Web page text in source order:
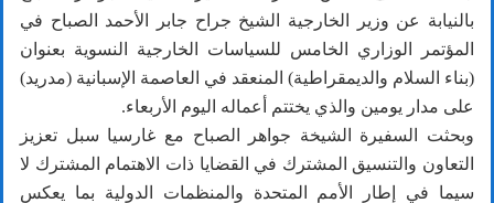
بالنيابة عن وزير الخارجية الشيخ جراح جابر الأحمد الصباح في
المؤتمر الوزاري الخامس للسياسات الخارجية النسوية بعنوان
(بناء السلام والديمقراطية) المنعقد في العاصمة الإسبانية (مدريد)
على مدار يومين والذي يختتم أعماله اليوم الأربعاء.
وبحثت السفيرة الشيخة جواهر الصباح مع غارسيا سبل تعزيز
التعاون والتنسيق المشترك في القضايا ذات الاهتمام المشترك لا
سيما في إطار الأمم المتحدة والمنظمات الدولية بما يعكس